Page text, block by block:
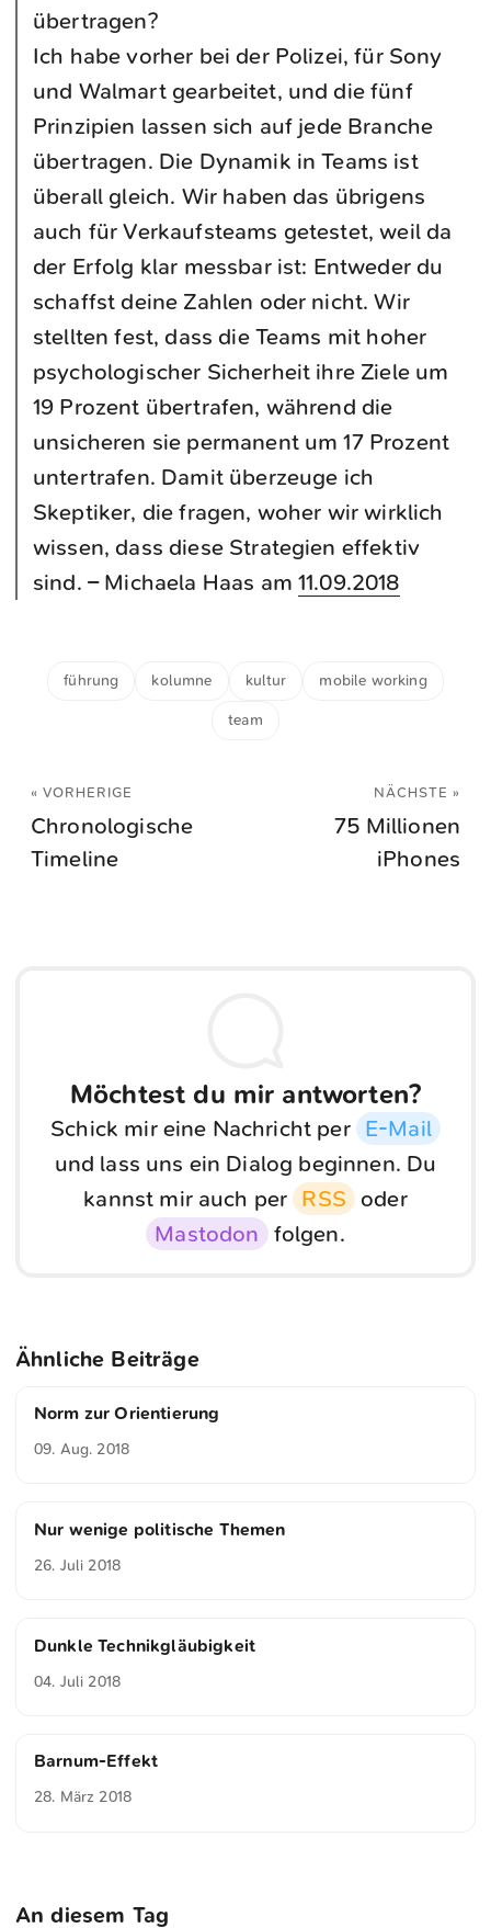
übertragen?
Ich habe vorher bei der Polizei, für Sony
und Walmart gearbeitet, und die fünf
Prinzipien lassen sich auf jede Branche
übertragen. Die Dynamik in Teams ist
überall gleich. Wir haben das übrigens
auch für Verkaufsteams getestet, weil da
der Erfolg klar messbar ist: Entweder du
schaffst deine Zahlen oder nicht. Wir
stellten fest, dass die Teams mit hoher
psychologischer Sicherheit ihre Ziele um
19 Prozent übertrafen, während die
unsicheren sie permanent um 17 Prozent
untertrafen. Damit überzeuge ich
Skeptiker, die fragen, woher wir wirklich
wissen, dass diese Strategien effektiv
sind. – Michaela Haas am11.09.2018
führung kolumne kultur mobile working
team
« VORHERIGE
Chronologische
Timeline
NÄCHSTE »
75 Millionen
iPhones
Möchtest du mir antworten?
Schick mir eine Nachricht per E-Mail
und lass uns ein Dialog beginnen. Du
kannst mir auch per RSS oder
Mastodon folgen.
Ähnliche Beiträge
Norm zur Orientierung
09. Aug. 2018
Nur wenige politische Themen
26. Juli 2018
Dunkle Technikgläubigkeit
04. Juli 2018
Barnum-Effekt
28. März 2018
An diesem Tag